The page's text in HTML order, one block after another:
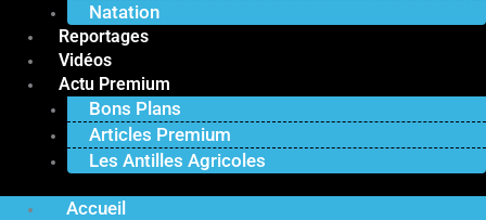
Natation
Reportages
Vidéos
Actu Premium
Bons Plans
Articles Premium
Les Antilles Agricoles
Accueil